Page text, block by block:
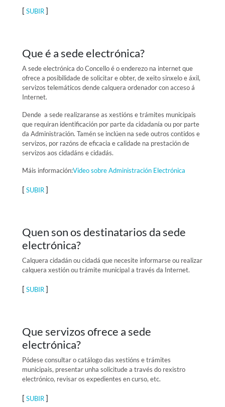
[ SUBIR]
Que é a sede electrónica?
A sede electrónica do Concello é o enderezo na internet que
ofrece a posibilidade de solicitar e obter, de xeito sinxelo e áxil,
servizos telemáticos dende calquera ordenador con acceso á
Internet.
Dende a sede realizaranse as xestións e trámites municipais
que requiran identificación por parte da cidadanía ou por parte
da Administración. Tamén se inclúen na sede outros contidos e
servizos, por razóns de eficacia e calidade na prestación de
servizos aos cidadáns e cidadás.
Máis información:Video sobre Administración Electrónica
[ SUBIR]
Quen son os destinatarios da sede
electrónica?
Calquera cidadán ou cidadá que necesite informarse ou realizar
calquera xestión ou trámite municipal a través da Internet.
[ SUBIR]
Que servizos ofrece a sede
electrónica?
Pódese consultar o catálogo das xestións e trámites
municipais, presentar unha solicitude a través do rexistro
electrónico, revisar os expedientes en curso, etc.
[ SUBIR]